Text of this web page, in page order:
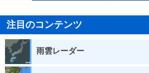
注目のコンテンツ
雨雲レーダー